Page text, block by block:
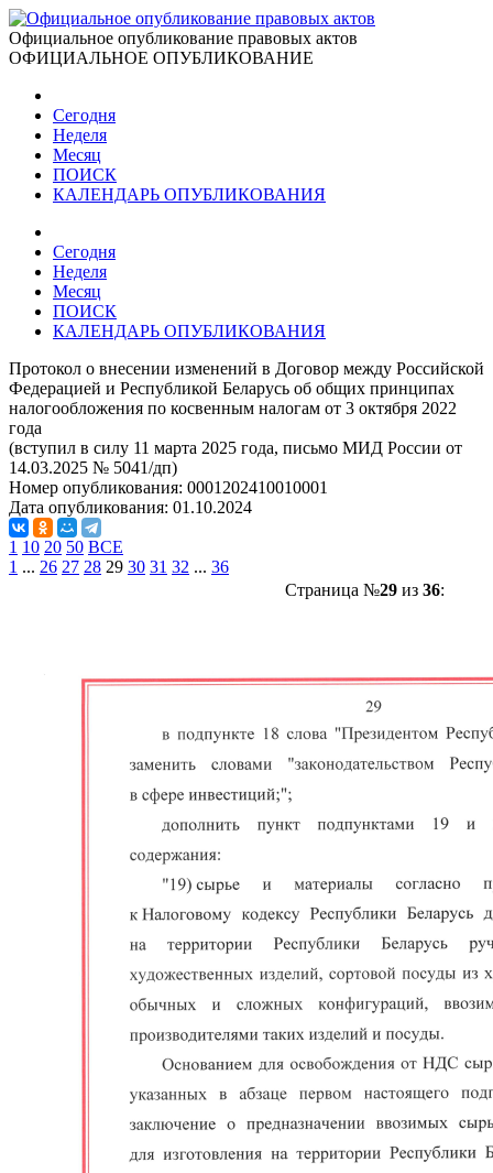
Официальное опубликование правовых актов
ОФИЦИАЛЬНОЕ ОПУБЛИКОВАНИЕ
Сегодня
Неделя
Месяц
ПОИСК
КАЛЕНДАРЬ ОПУБЛИКОВАНИЯ
Сегодня
Неделя
Месяц
ПОИСК
КАЛЕНДАРЬ ОПУБЛИКОВАНИЯ
Протокол о внесении изменений в Договор между Российской
Федерацией и Республикой Беларусь об общих принципах
налогообложения по косвенным налогам от 3 октября 2022
года
(вступил в силу 11 марта 2025 года, письмо МИД России от
14.03.2025 № 5041/дп)
Номер опубликования: 0001202410010001
Дата опубликования: 01.10.2024
1 10 20 50 ВСЕ
1 ... 26 27 28 29 30 31 32 ... 36
Страница №29из 36: